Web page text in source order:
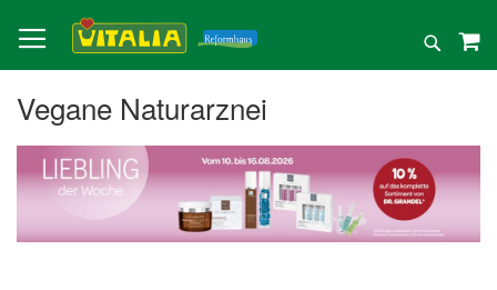
zum
Inhalt
Suche
Vegane Naturarznei